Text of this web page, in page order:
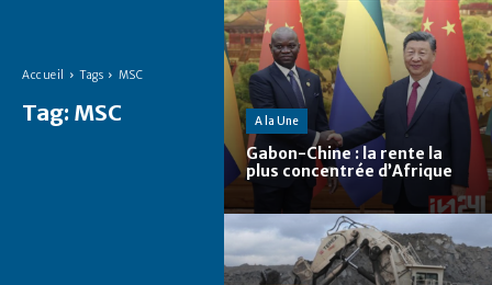
Accueil Tags MSC
Tag: MSC A la Une
Gabon-Chine : la rente la
plus concentrée d’Afrique